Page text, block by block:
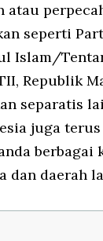
atau
seperti
Islam/
Republik
separatis
juga
berbagai
dan daerah